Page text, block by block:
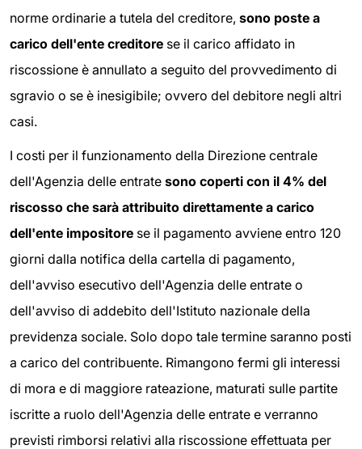
norme ordinarie a tutela del creditore, sono poste a
carico dell'ente creditore se il carico affidato in
riscossione è annullato a seguito del provvedimento di
sgravio o se è inesigibile; ovvero del debitore negli altri
casi.
I costi per il funzionamento della Direzione centrale
dell'Agenzia delle entrate sono coperti con il 4% del
riscosso che sarà attribuito direttamente a carico
dell'ente impositore se il pagamento avviene entro 120
giorni dalla notifica della cartella di pagamento,
dell'avviso esecutivo dell'Agenzia delle entrate o
dell'avviso di addebito dell'Istituto nazionale della
previdenza sociale. Solo dopo tale termine saranno posti
a carico del contribuente. Rimangono fermi gli interessi
di mora e di maggiore rateazione, maturati sulle partite
iscritte a ruolo dell'Agenzia delle entrate e verranno
previsti rimborsi relativi alla riscossione effettuata per